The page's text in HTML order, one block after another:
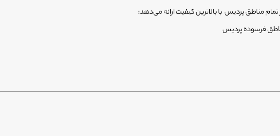
مناطق پردیس با بالاترین کیفیت ارائه می‌دهد:
فرسوده پردیس